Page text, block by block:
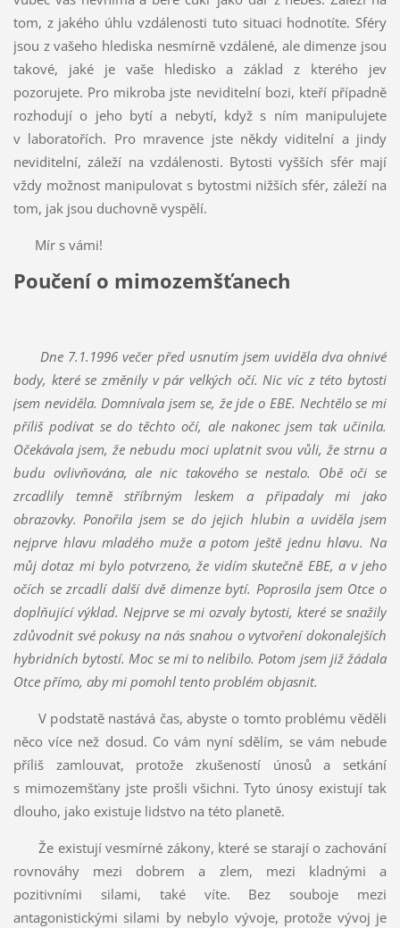
tom, z jakého úhlu vzdálenosti tuto situaci hodnotíte. Sféry
jsou z vašeho hlediska nesmírně vzdálené, ale dimenze jsou
takové, jaké je vaše hledisko a základ z kterého jev
pozorujete. Pro mikroba jste neviditelní bozi, kteří případně
rozhodují o jeho bytí a nebytí, když s ním manipulujete
v laboratořích. Pro mravence jste někdy viditelní a jindy
neviditelní, záleží na vzdálenosti. Bytosti vyšších sfér mají
vždy možnost manipulovat s bytostmi nižších sfér, záleží na
tom, jak jsou duchovně vyspělí.
Mír s vámi!
Poučení o mimozemšťanech
Dne 7.1.1996 večer před usnutím jsem uviděla dva ohnivé
body, které se změnily v pár velkých očí. Nic víc z této bytosti
jsem neviděla. Domnívala jsem se, že jde o EBE. Nechtělo se mi
příliš podívat se do těchto očí, ale nakonec jsem tak učinila.
Očekávala jsem, že nebudu moci uplatnit svou vůli, že strnu a
budu ovlivňována, ale nic takového se nestalo. Obě oči se
zrcadlily temně stříbrným leskem a připadaly mi jako
obrazovky. Ponořila jsem se do jejich hlubin a uviděla jsem
nejprve hlavu mladého muže a potom ještě jednu hlavu. Na
můj dotaz mi bylo potvrzeno, že vidím skutečně EBE, a v jeho
očích se zrcadlí další dvě dimenze bytí. Poprosila jsem Otce o
doplňující výklad. Nejprve se mi ozvaly bytosti, které se snažily
zdůvodnit své pokusy na nás snahou o vytvoření dokonalejších
hybridních bytostí. Moc se mi to nelíbilo. Potom jsem již žádala
Otce přímo, aby mi pomohl tento problém objasnit.
V podstatě nastává čas, abyste o tomto problému věděli
něco více než dosud. Co vám nyní sdělím, se vám nebude
příliš zamlouvat, protože zkušeností únosů a setkání
s mimozemšťany jste prošli všichni. Tyto únosy existují tak
dlouho, jako existuje lidstvo na této planetě.
Že existují vesmírné zákony, které se starají o zachování
rovnováhy mezi dobrem a zlem, mezi kladnými a
pozitivními silami, také víte. Bez souboje mezi
antagonistickými silami by nebylo vývoje, protože vývoj je